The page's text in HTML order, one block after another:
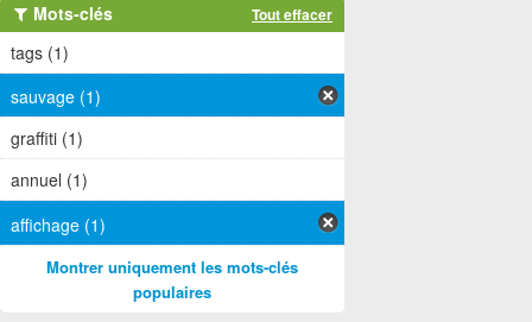
Mots-clés Tout effacer
tags (1)
sauvage (1)
graffiti (1)
annuel (1)
affichage (1)
Montrer uniquement les mots-clés
populaires